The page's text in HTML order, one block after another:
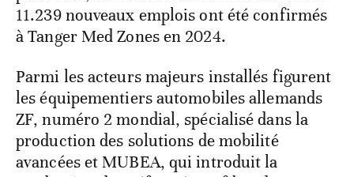
11.239 nouveaux emplois ont été confirmés
à Tanger Med Zones en 2024.
Parmi les acteurs majeurs installés figurent
les équipementiers automobiles allemands
ZF, numéro 2 mondial, spécialisé dans la
production des solutions de mobilité
avancées et MUBEA, qui introduit la